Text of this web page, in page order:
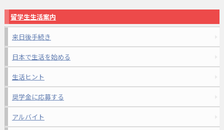
留学生生活案内
来日後手続き
日本で生活を始める
生活ヒント
奨学金に応募する
アルバイト